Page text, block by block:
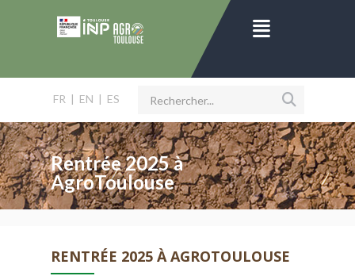
FR | EN | ES
Rentrée 2025 à
AgroToulouse
RENTRÉE 2025 À AGROTOULOUSE